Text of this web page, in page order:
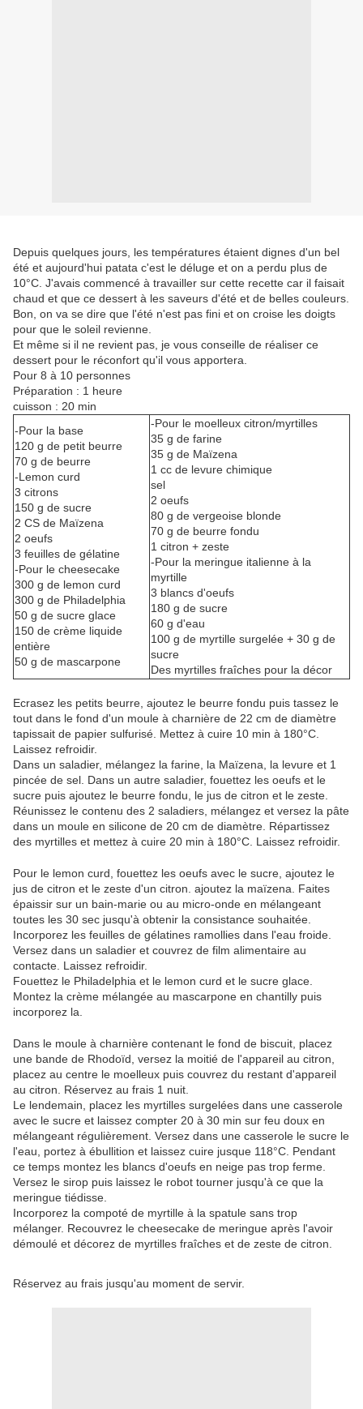
Depuis quelques jours, les températures étaient dignes d'un bel
été et aujourd'hui patata c'est le déluge et on a perdu plus de
10°C. J'avais commencé à travailler sur cette recette car il faisait
chaud et que ce dessert à les saveurs d'été et de belles couleurs.
Bon, on va se dire que l'été n'est pas fini et on croise les doigts
pour que le soleil revienne.
Et même si il ne revient pas, je vous conseille de réaliser ce
dessert pour le réconfort qu'il vous apportera.
Pour 8 à 10 personnes
Préparation : 1 heure
cuisson : 20 min
-Pour la base
120 g de petit beurre
70 g de beurre
-Lemon curd
3 citrons
150 g de sucre
2 CS de Maïzena
2 oeufs
3 feuilles de gélatine
-Pour le cheesecake
300 g de lemon curd
300 g de Philadelphia
50 g de sucre glace
150 de crème liquide
entière
50 g de mascarpone
-Pour le moelleux citron/myrtilles
35 g de farine
35 g de Maïzena
1 cc de levure chimique
sel
2 oeufs
80 g de vergeoise blonde
70 g de beurre fondu
1 citron + zeste
-Pour la meringue italienne à la
myrtille
3 blancs d'oeufs
180 g de sucre
60 g d'eau
100 g de myrtille surgelée + 30 g de
sucre
Des myrtilles fraîches pour la décor
Ecrasez les petits beurre, ajoutez le beurre fondu puis tassez le
tout dans le fond d'un moule à charnière de 22 cm de diamètre
tapissait de papier sulfurisé. Mettez à cuire 10 min à 180°C.
Laissez refroidir.
Dans un saladier, mélangez la farine, la Maïzena, la levure et 1
pincée de sel. Dans un autre saladier, fouettez les oeufs et le
sucre puis ajoutez le beurre fondu, le jus de citron et le zeste.
Réunissez le contenu des 2 saladiers, mélangez et versez la pâte
dans un moule en silicone de 20 cm de diamètre. Répartissez
des myrtilles et mettez à cuire 20 min à 180°C. Laissez refroidir.
Pour le lemon curd, fouettez les oeufs avec le sucre, ajoutez le
jus de citron et le zeste d'un citron. ajoutez la maïzena. Faites
épaissir sur un bain-marie ou au micro-onde en mélangeant
toutes les 30 sec jusqu'à obtenir la consistance souhaitée.
Incorporez les feuilles de gélatines ramollies dans l'eau froide.
Versez dans un saladier et couvrez de film alimentaire au
contacte. Laissez refroidir.
Fouettez le Philadelphia et le lemon curd et le sucre glace.
Montez la crème mélangée au mascarpone en chantilly puis
incorporez la.
Dans le moule à charnière contenant le fond de biscuit, placez
une bande de Rhodoïd, versez la moitié de l'appareil au citron,
placez au centre le moelleux puis couvrez du restant d'appareil
au citron. Réservez au frais 1 nuit.
Le lendemain, placez les myrtilles surgelées dans une casserole
avec le sucre et laissez compter 20 à 30 min sur feu doux en
mélangeant régulièrement. Versez dans une casserole le sucre le
l'eau, portez à ébullition et laissez cuire jusque 118°C. Pendant
ce temps montez les blancs d'oeufs en neige pas trop ferme.
Versez le sirop puis laissez le robot tourner jusqu'à ce que la
meringue tiédisse.
Incorporez la compoté de myrtille à la spatule sans trop
mélanger. Recouvrez le cheesecake de meringue après l'avoir
démoulé et décorez de myrtilles fraîches et de zeste de citron.
Réservez au frais jusqu'au moment de servir.